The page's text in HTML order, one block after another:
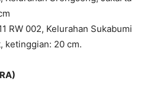
RW 002, Kelurahan Sukabumi
ketinggian: 20 cm.